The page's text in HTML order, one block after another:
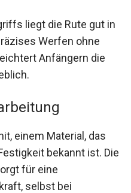
liegt die Rute gut in
Werfen ohne
Anfängern die
einem Material, das
bekannt ist. Die
für eine
selbst bei